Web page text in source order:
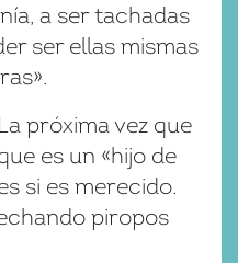
a ser tachadas
ser ellas mismas
próxima vez que
es un «hijo de
si es merecido.
piropos